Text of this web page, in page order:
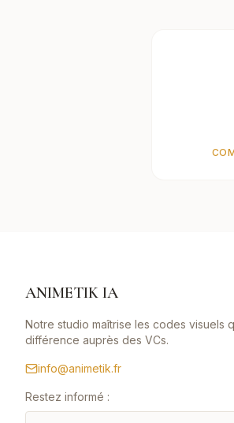
ANIMETIK IA
Notre studio maîtrise les codes visuels
différence auprès des VCs.
info@animetik.fr
Restez informé :